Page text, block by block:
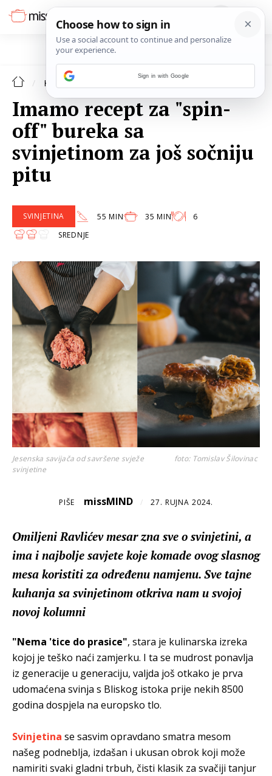
KOLUMNE
Imamo recept za "spin-
off" bureka sa
svinjetinom za još sočniju
pitu
SVINJETINA 55 MIN 35 MIN
6
SREDNJE
Jesenska savijača od savršene svježe
svinjetine
foto: Tomislav Šilovinac
PIŠE missMIND / 27. RUJNA 2024.
Omiljeni Ravlićev mesar zna sve o svinjetini, a
ima i najbolje savjete koje komade ovog slasnog
mesa koristiti za određenu namjenu. Sve tajne
kuhanja sa svinjetinom otkriva nam u svojoj
novoj kolumni
"Nema 'tice do prasice", stara je kulinarska izreka
kojoj je teško naći zamjerku. I ta se mudrost ponavlja
iz generacije u generaciju, valjda još otkako je prva
udomaćena svinja s Bliskog istoka prije nekih 8500
godina dospjela na europsko tlo.
Svinjetina se sasvim opravdano smatra mesom
našeg podneblja, izdašan i ukusan obrok koji može
namiriti svaki gladni trbuh, čisti klasik za svačiji tanjur
Sign in with Google